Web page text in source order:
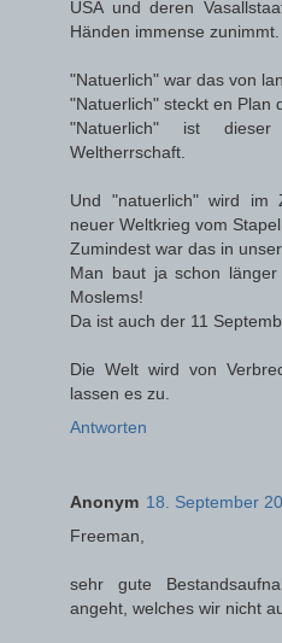
USA und deren
Händen immense zunimmt.
"Natuerlich" war das von
"Natuerlich" steckt en Plan
"Natuerlich" ist
Weltherrschaft.
Und "natuerlich" wird im
neuer Weltkrieg vom
Zumindest war das in
Man baut ja schon
Moslems!
Da ist auch der 11
Die Welt wird von
lassen es zu.
Antworten
Anonym 18. September
Freeman,
sehr gute
angeht, welches wir nicht